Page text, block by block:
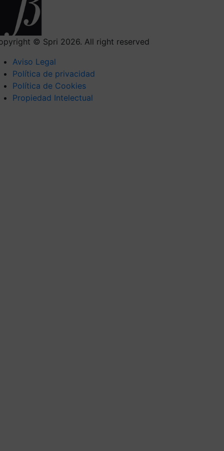
© Spri 2026. All right reserved
Aviso Legal
Política de privacidad
Política de Cookies
Propiedad Intelectual